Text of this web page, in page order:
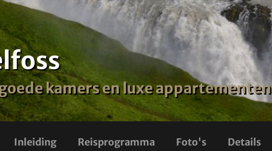
kamers en luxe appartementen
Inleiding Reisprogramma Foto's Details